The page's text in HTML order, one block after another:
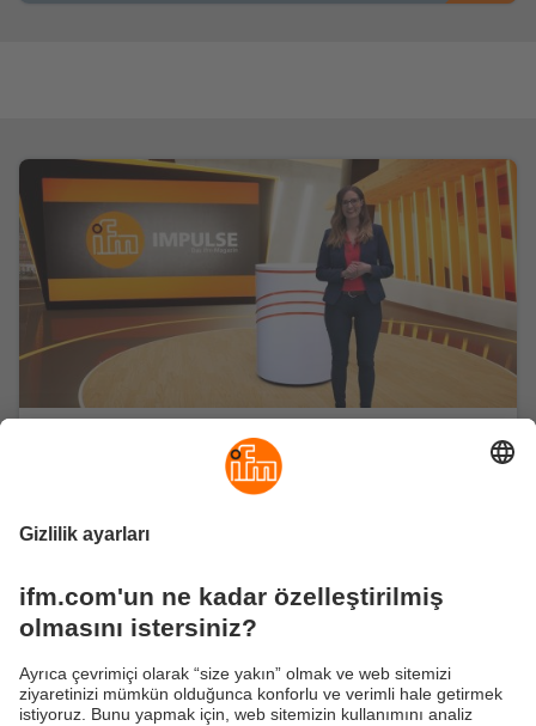
Impulse - ifm'nin Sizin için Hazırladığı
deneyimleyin. ifm programı Impulse, otomasyon
Yenilikçi ürünlerden bütünsel çözümlere kadar,
endüstriye özel zorlu durumlar hakkında konuşuyor ve
otomasyon örneğini sunarken uzmanlarımıza ve
müşterilerimize eşit şekilde söz veriyoruz. Bilgi,